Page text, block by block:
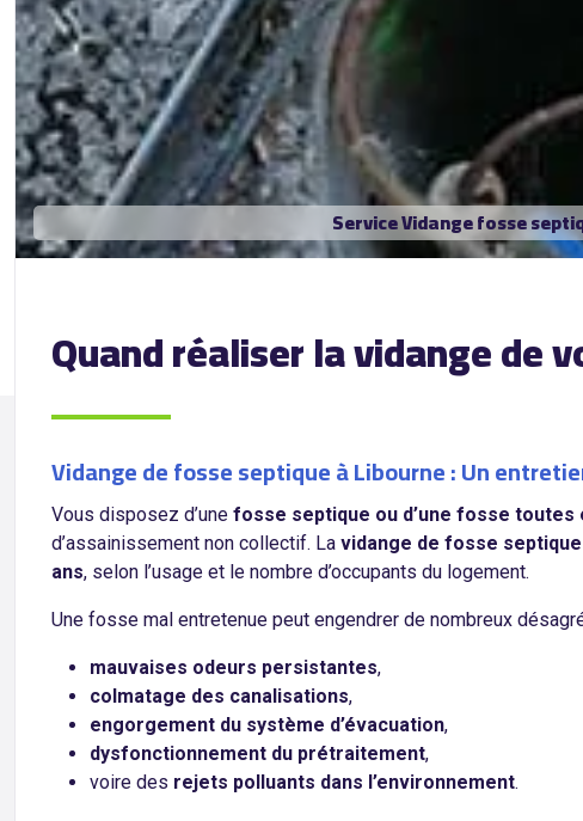
Service Vidange fosse
Quand réaliser la vidange de
Vidange de fosse septique à Libourne : Un
Vous disposez d’une fosse septique ou d’une fosse toutes
d’assainissement non collectif. La vidange de fosse septique
ans, selon l’usage et le nombre d’occupants du logement.
Une fosse mal entretenue peut engendrer de nombreux
mauvaises odeurs persistantes,
colmatage des canalisations,
engorgement du système d’évacuation,
dysfonctionnement du prétraitement,
voire des rejets polluants dans l’environnement.